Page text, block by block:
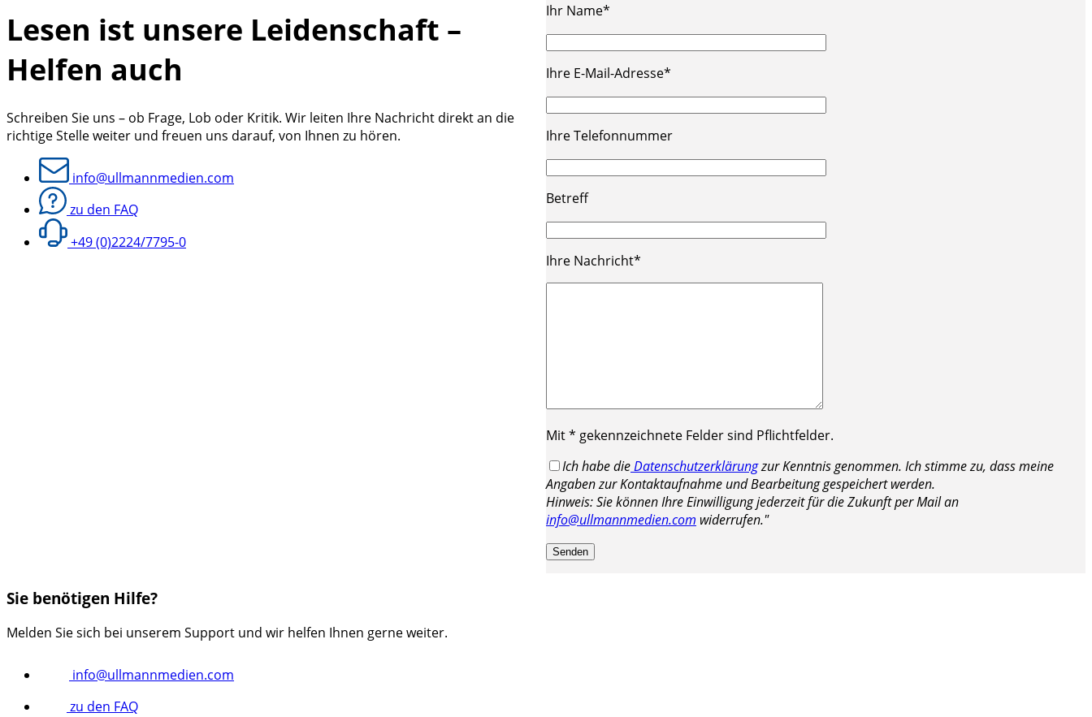
Lesen ist unsere Leidenschaft –
Helfen auch
Schreiben Sie uns – ob Frage, Lob oder Kritik. Wir leiten Ihre Nachricht direkt an die
richtige Stelle weiter und freuen uns darauf, von Ihnen zu hören.
info@ullmannmedien.com
zu den FAQ
+49 (0)2224/7795-0
Ihr Name*
Ihre E-Mail-Adresse*
Ihre Telefonnummer
Betreff
Ihre Nachricht*
Mit * gekennzeichnete Felder sind Pflichtfelder.
Ich habe dieDatenschutzerklärungzur Kenntnis genommen. Ich stimme zu, dass meine
Angaben zur Kontaktaufnahme und Bearbeitung gespeichert werden.
Hinweis: Sie können Ihre Einwilligung jederzeit für die Zukunft per Mail an
info@ullmannmedien.com widerrufen."
Sie benötigen Hilfe?
Melden Sie sich bei unserem Support und wir helfen Ihnen gerne weiter.
info@ullmannmedien.com
zu den FAQ